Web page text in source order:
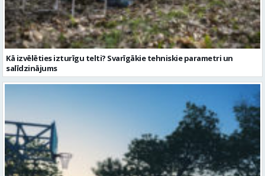
Kā izvēlēties izturīgu telti? Svarīgākie tehniskie parametri un
salīdzinājums